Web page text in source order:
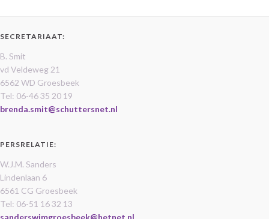
SECRETARIAAT:
B. Smit
vd Veldeweg 21
6562 WD Groesbeek
Tel: 06-46 35 20 19
brenda.smit@schuttersnet.nl
PERSRELATIE:
W.J.M. Sanders
Lindenlaan 6
6561 CG Groesbeek
Tel: 06-51 16 32 13
sanderswimgroesbeek@hetnet.nl